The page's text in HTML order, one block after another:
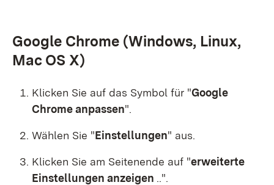
Google Chrome (Windows, Linux,
Mac OS X)
Klicken Sie auf das Symbol für "Google
Chrome anpassen".
Wählen Sie "Einstellungen" aus.
Klicken Sie am Seitenende auf "erweiterte
Einstellungen anzeigen ..".